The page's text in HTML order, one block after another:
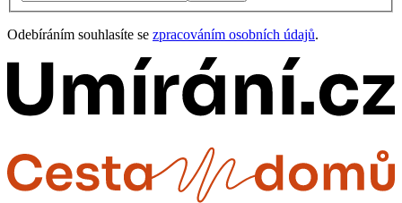
Odebíráním souhlasíte se zpracováním osobních údajů.